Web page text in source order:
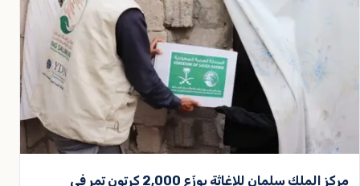
مركز الملك سلمان للإغاثة يوزّع 2,000 كرتون تمر في